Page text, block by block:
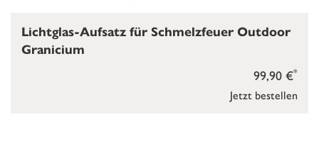
Jetzt bestellen
99,90 €*
Lichtglas-Aufsatz für Schmelzfeuer Outdoor
Granicium